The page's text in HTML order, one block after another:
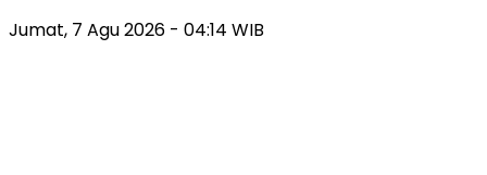
Jumat, 7 Agu 2026 - 04:14 WIB